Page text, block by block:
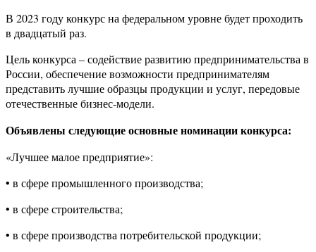
В 2023 году конкурс на федеральном уровне будет проходить
в двадцатый раз.
Цель конкурса – содействие развитию предпринимательства в
России, обеспечение возможности предпринимателям
представить лучшие образцы продукции и услуг, передовые
отечественные бизнес-модели.
Объявлены следующие основные номинации конкурса:
«Лучшее малое предприятие»:
• в сфере промышленного производства;
• в сфере строительства;
• в сфере производства потребительской продукции;